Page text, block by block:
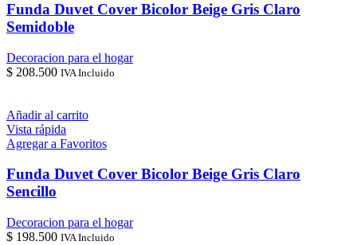
Funda Duvet Cover Bicolor Beige Gris Claro
Semidoble
Decoracion para el hogar
$ 208.500 IVA Incluido
Añadir al carrito
Vista rápida
Agregar a Favoritos
Funda Duvet Cover Bicolor Beige Gris Claro
Sencillo
Decoracion para el hogar
$ 198.500 IVA Incluido